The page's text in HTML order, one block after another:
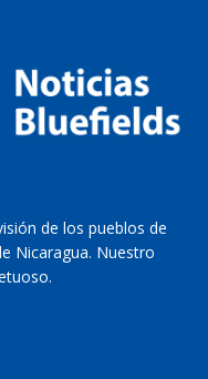
de los pueblos de
Nicaragua. Nuestro